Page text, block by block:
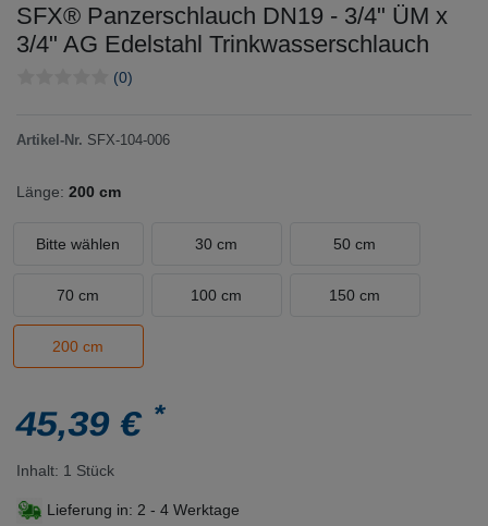
SFX® Panzerschlauch DN19 - 3/4" ÜM x
3/4" AG Edelstahl Trinkwasserschlauch
(0)
Artikel-Nr. SFX-104-006
Länge: 200 cm
Bitte wählen 30 cm 50 cm
70 cm 100 cm 150 cm
200 cm
45,39 €*
Inhalt: 1 Stück
Lieferung in: 2 - 4 Werktage